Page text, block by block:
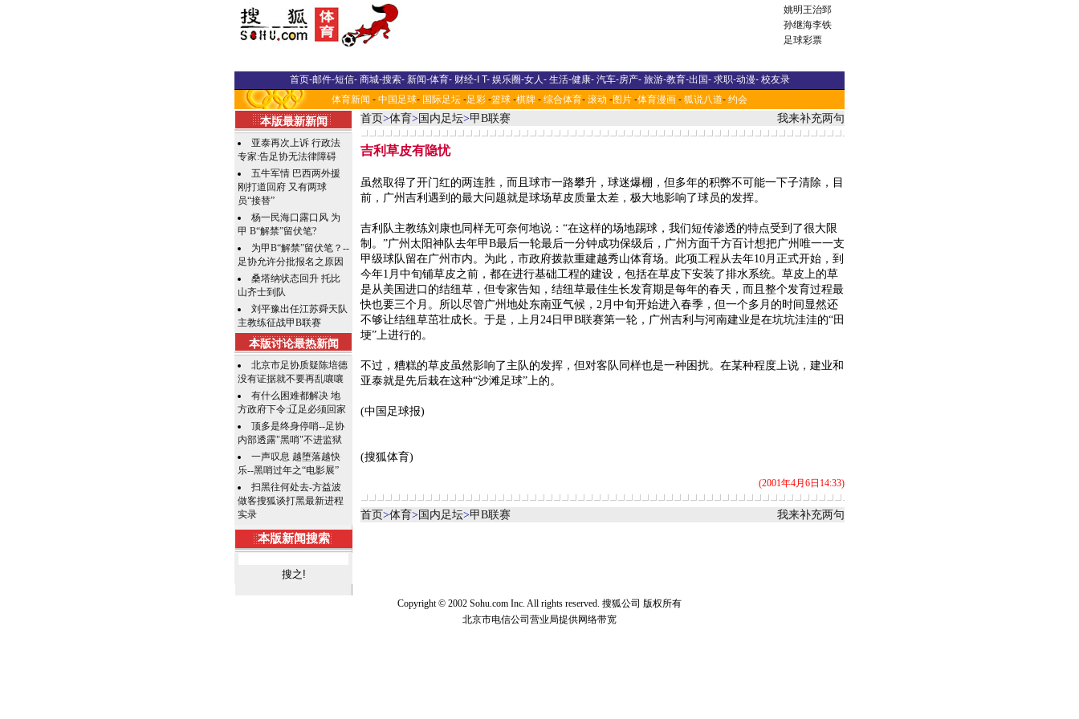
姚明王治郅
孙继海李铁
足球彩票
首页-邮件-短信- 商城-搜索- 新闻-体育- 财经-I T- 娱乐圈-女人- 生活-健康- 汽车-房产- 旅游-教育-出国- 求职-动漫- 校友录
体育新闻 - 中国足球- 国际足坛 -足彩 -篮球 -棋牌 - 综合体育- 滚动 -图片 -体育漫画 - 狐说八道- 约会
本版最新新闻
亚泰再次上诉 行政法
专家:告足协无法律障碍
五牛军情 巴西两外援
刚打道回府 又有两球
员“接替”
杨一民海口露口风 为
甲 B“解禁”留伏笔?
为甲B“解禁”留伏笔？--
足协允许分批报名之原因
桑塔纳状态回升 托比
山齐士到队
刘平豫出任江苏舜天队
主教练征战甲B联赛
本版讨论最热新闻
北京市足协质疑陈培德
没有证据就不要再乱嚷嚷
有什么困难都解决 地
方政府下令:辽足必须回家
顶多是终身停哨--足协
内部透露"黑哨"不进监狱
一声叹息 越堕落越快
乐--黑哨过年之“电影展”
扫黑往何处去-方益波
做客搜狐谈打黑最新进程
实录
本版新闻搜索
首页>体育> 国内足坛>甲B联赛 我来补充两句
吉利草皮有隐忧
虽然取得了开门红的两连胜，而且球市一路攀升，球迷爆棚，但多年的积弊不可能一下子清除，目
前，广州吉利遇到的最大问题就是球场草皮质量太差，极大地影响了球员的发挥。
吉利队主教练刘康也同样无可奈何地说：“在这样的场地踢球，我们短传渗透的特点受到了很大限
制。”广州太阳神队去年甲B最后一轮最后一分钟成功保级后，广州方面千方百计想把广州唯一一支
甲级球队留在广州市内。为此，市政府拨款重建越秀山体育场。此项工程从去年10月正式开始，到
今年1月中旬铺草皮之前，都在进行基础工程的建设，包括在草皮下安装了排水系统。草皮上的草
是从美国进口的结纽草，但专家告知，结纽草最佳生长发育期是每年的春天，而且整个发育过程最
快也要三个月。所以尽管广州地处东南亚气候，2月中旬开始进入春季，但一个多月的时间显然还
不够让结纽草茁壮成长。于是，上月24日甲B联赛第一轮，广州吉利与河南建业是在坑坑洼洼的“田
埂”上进行的。
不过，糟糕的草皮虽然影响了主队的发挥，但对客队同样也是一种困扰。在某种程度上说，建业和
亚泰就是先后栽在这种“沙滩足球”上的。
(中国足球报)
(搜狐体育)
(2001年4月6日14:33)
首页>体育> 国内足坛>甲B联赛 我来补充两句
Copyright © 2002 Sohu.com Inc. All rights reserved. 搜狐公司 版权所有
北京市电信公司营业局提供网络带宽